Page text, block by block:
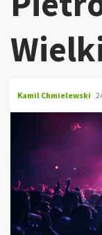
Kamil Chmielewski